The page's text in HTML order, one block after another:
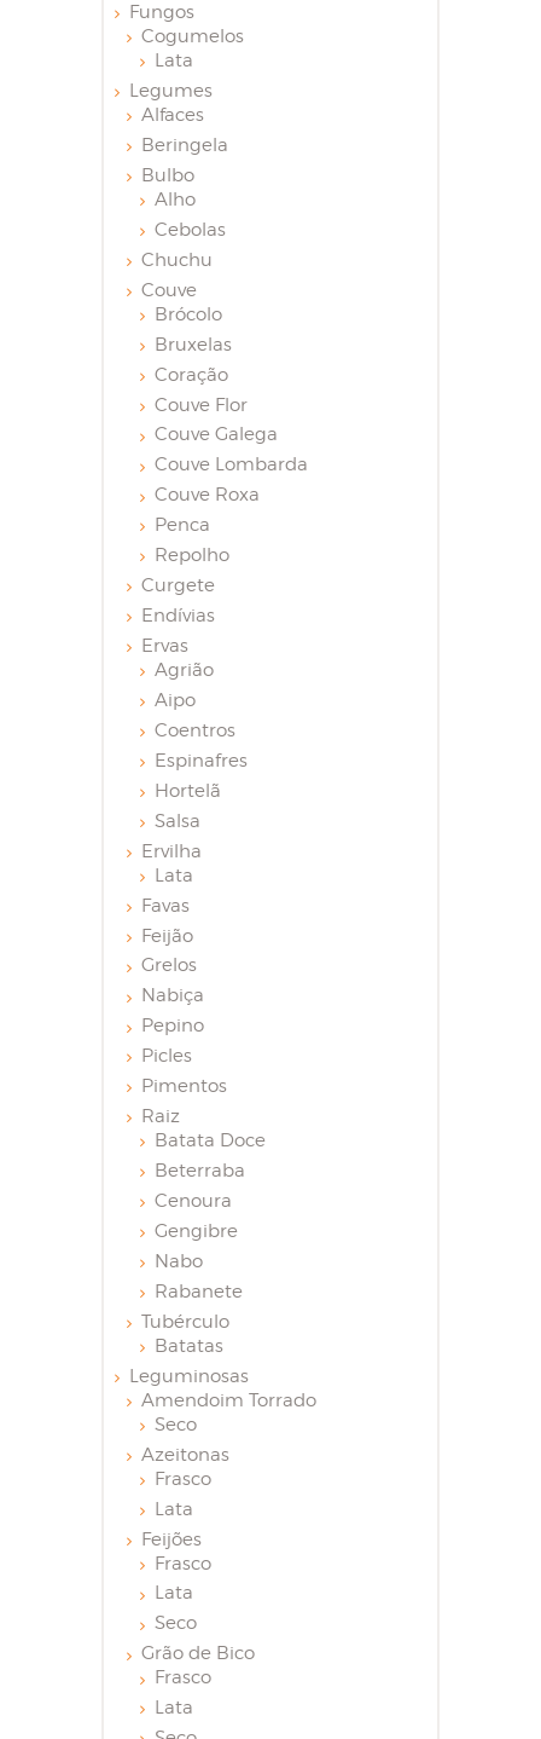
Fungos
Cogumelos
Lata
Legumes
Alfaces
Beringela
Bulbo
Alho
Cebolas
Chuchu
Couve
Brócolo
Bruxelas
Coração
Couve Flor
Couve Galega
Couve Lombarda
Couve Roxa
Penca
Repolho
Curgete
Endívias
Ervas
Agrião
Aipo
Coentros
Espinafres
Hortelã
Salsa
Ervilha
Lata
Favas
Feijão
Grelos
Nabiça
Pepino
Picles
Pimentos
Raiz
Batata Doce
Beterraba
Cenoura
Gengibre
Nabo
Rabanete
Tubérculo
Batatas
Leguminosas
Amendoim Torrado
Seco
Azeitonas
Frasco
Lata
Feijões
Frasco
Lata
Seco
Grão de Bico
Frasco
Lata